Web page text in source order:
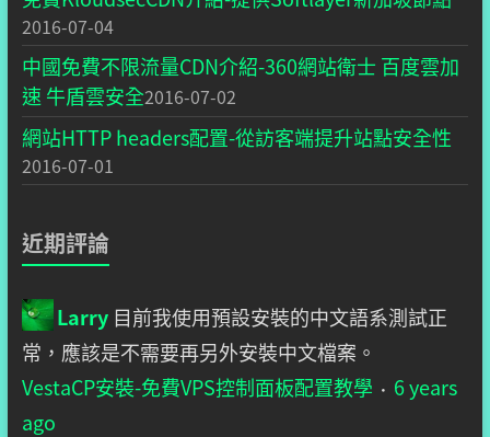
2016-07-04
中國免費不限流量CDN介紹-360網站衛士 百度雲加
速 牛盾雲安全2016-07-02
網站HTTP headers配置-從訪客端提升站點安全性
2016-07-01
近期評論
Larry 目前我使用預設安裝的中文語系測試正
常，應該是不需要再另外安裝中文檔案。
VestaCP安裝-免費VPS控制面板配置教學 · 6 years
ago